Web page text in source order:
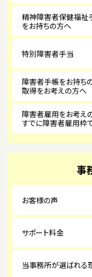
精神障害者保健福祉
をお持ちの方へ
特別障害者手当
障害者手帳をお持ちの
取得をお考えの方へ
障害者雇用をお考え
すでに障害者雇用枠
事
お客様の声
サポート料金
当事務所が選ばれる